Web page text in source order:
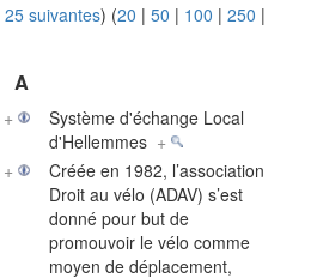
25 suivantes) (20 | 50 | 100 | 250 |
A
+
Système d'échange Local
d'Hellemmes +
+
Créée en 1982, l’association
Droit au vélo (ADAV) s’est
donné pour but de
promouvoir le vélo comme
moyen de déplacement,